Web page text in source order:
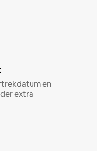
en
extra